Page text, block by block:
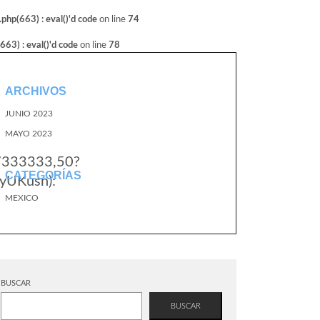
: eval()'d code on line 74
: eval()'d code on line 78
ARCHIVOS
JUNIO 2023
MAYO 2023
CATEGORÍAS
MEXICO
BUSCAR
BUSCAR